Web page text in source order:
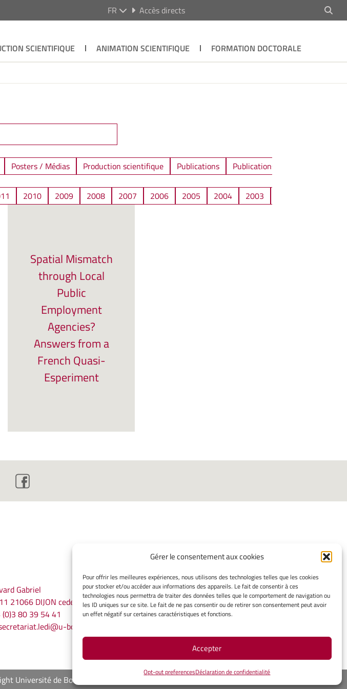
Gérer le consentement aux cookies
Pour offrir les meilleures expériences, nous utilisons des technologies telles que les cookies
pour stocker et/ou accéder aux informations des appareils. Le fait de consentir à ces
technologies nous permettra de traiter des données telles que le comportement de navigation ou
les ID uniques sur ce site. Le fait de ne pas consentir ou de retirer son consentement peut avoir
un effet négatif sur certaines caractéristiques et fonctions.
Accepter
Opt-out preferencesDéclaration de confidentialité
FR Accès directs
SCIENTIFIQUE ANIMATION SCIENTIFIQUE
FORMATION DOCTORALE
Posters / Médias Production scientifique Publications
Publications / Communications
2010 2009 2008 2007 2006 2005 2004 2003
Spatial Mismatch
through Local
Public
Employment
Agencies?
Answers from a
French Quasi-
Esperiment
Gabriel
21066 DIJON cedex
(0)3 80 39 54 41
bourgogne.fr
INFORMATIONS LÉGALES
Mentions légales
Gérer mes cookies
Politique de cookies
Avertissement
Université de Bourgogne Europe